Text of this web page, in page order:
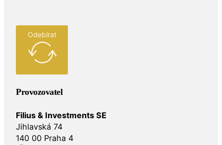
Odebírat
Provozovatel
Filius & Investments SE
Jihlavská 74
140 00 Praha 4